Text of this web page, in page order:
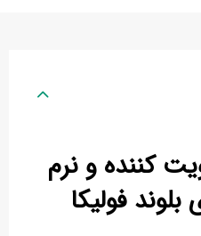
کننده و نرم
فولیکا